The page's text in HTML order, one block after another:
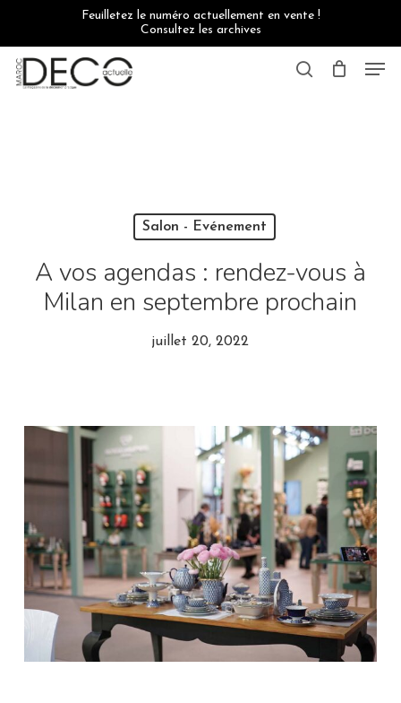
Feuilletez le numéro actuellement en vente !
Consultez les archives
search
Salon - Evénement
A vos agendas : rendez-vous à
Milan en septembre prochain
juillet 20, 2022